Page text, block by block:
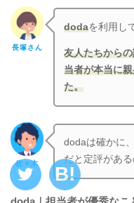
長塚さん
dodaを利用し
友人たちから
当者が本当に
た。
佐々木
dodaは確かに
だと定評があ